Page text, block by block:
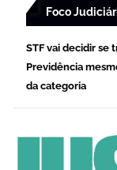
Foco
STF vai decidir se
Previdência
da categoria